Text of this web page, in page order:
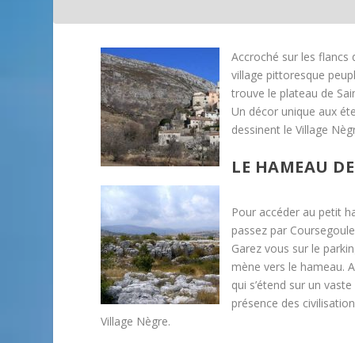
Accroché sur les
village pittoresque
trouve le plateau de
Un décor unique aux
dessinent le Village
LE HAMEAU
Pour accéder au petit
passez par
Garez vous sur le
mène vers le hameau.
qui s’étend sur un
présence des
Village Nègre.